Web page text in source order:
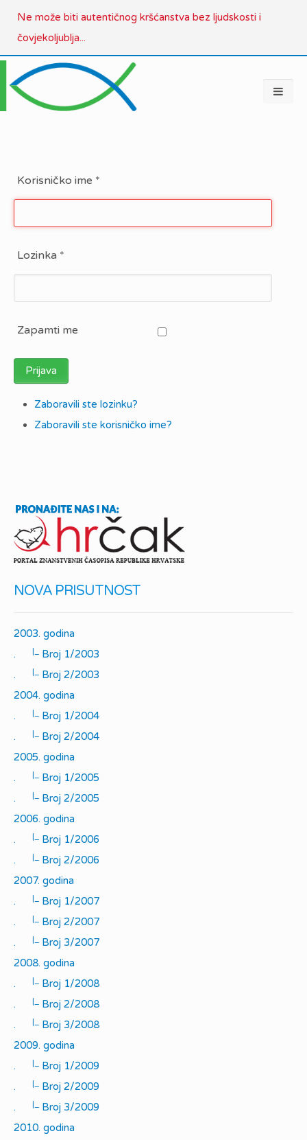
Ne može biti autentičnog kršćanstva bez ljudskosti i
čovjekoljublja...
Korisničko ime *
Lozinka *
Zapamti me
Prijava
Zaboravili ste lozinku?
Zaboravili ste korisničko ime?
NOVA PRISUTNOST
2003. godina
.
|_
Broj 1/2003
.
|_
Broj 2/2003
2004. godina
.
|_
Broj 1/2004
.
|_
Broj 2/2004
2005. godina
.
|_
Broj 1/2005
.
|_
Broj 2/2005
2006. godina
.
|_
Broj 1/2006
.
|_
Broj 2/2006
2007. godina
.
|_
Broj 1/2007
.
|_
Broj 2/2007
.
|_
Broj 3/2007
2008. godina
.
|_
Broj 1/2008
.
|_
Broj 2/2008
.
|_
Broj 3/2008
2009. godina
.
|_
Broj 1/2009
.
|_
Broj 2/2009
.
|_
Broj 3/2009
2010. godina